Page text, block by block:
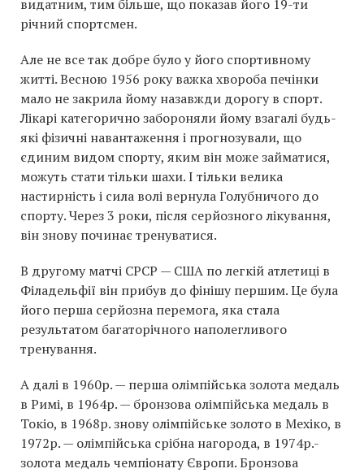
видатним, тим більше, що показав його 19-ти
річний спортсмен.
Але не все так добре було у його спортивному
житті. Весною 1956 року важка хвороба печінки
мало не закрила йому назавжди дорогу в спорт.
Лікарі категорично забороняли йому взагалі будь-
які фізичні навантаження і прогнозували, що
єдиним видом спорту, яким він може займатися,
можуть стати тільки шахи. І тільки велика
настирність і сила волі вернула Голубничого до
спорту. Через 3 роки, після серйозного лікування,
він знову починає тренуватися.
В другому матчі СРСР — США по легкій атлетиці в
Філадельфії він прибув до фінішу першим. Це була
його перша серйозна перемога, яка стала
результатом багаторічного наполегливого
тренування.
А далі в 1960р. — перша олімпійська золота медаль
в Римі, в 1964р. — бронзова олімпійська медаль в
Токіо, в 1968р. знову олімпійське золото в Мехіко, в
1972р. — олімпійська срібна нагорода, в 1974р.-
золота медаль чемпіонату Європи. Бронзова